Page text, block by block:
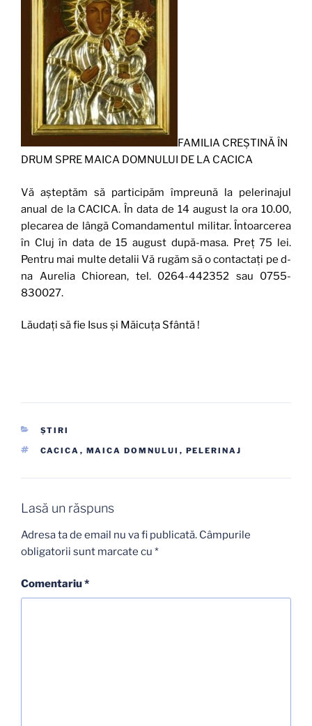
FAMILIA CREŞTINĂ ÎN
DRUM SPRE MAICA DOMNULUI DE LA CACICA
Vă aşteptăm să participăm împreună la pelerinajul
anual de la CACICA. În data de 14 august la ora 10.00,
plecarea de lângă Comandamentul militar. Întoarcerea
în Cluj în data de 15 august după-masa. Preţ 75 lei.
Pentru mai multe detalii Vă rugăm să o contactaţi pe d-
na Aurelia Chiorean, tel. 0264-442352 sau 0755-
830027.
Lăudaţi să fie Isus şi Măicuţa Sfântă !
CATEGORII
ŞTIRI
ETICHETE
CACICA , MAICA DOMNULUI , PELERINAJ
Lasă un răspuns
Adresa ta de email nu va fi publicată. Câmpurile
obligatorii sunt marcate cu *
Comentariu*